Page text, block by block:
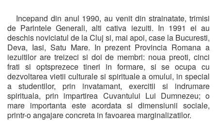
Incepand din anul 1990, au venit din strainatate, trimisi
de Parintele Generali, alti cativa iezuiti. In 1991 ei au
deschis noviciatul de la Cluj si, mai apoi, case la Bucuresti,
Deva, Iasi, Satu Mare. In prezent Provincia Romana a
iezuitilor are treizeci si doi de membri: noua preoti, cinci
frati si optsprezece tineri in formare, si se ocupa cu
dezvoltarea vietii culturale si spirituale a omului, in special
a studentilor, prin invatamant, exercitii si indrumare
spirituala, prin impartirea Cuvantului Lui Dumnezeu; o
mare importanta este acordata si dimensiunii sociale,
printr-o angajare concreta in favoarea marginalizatilor.